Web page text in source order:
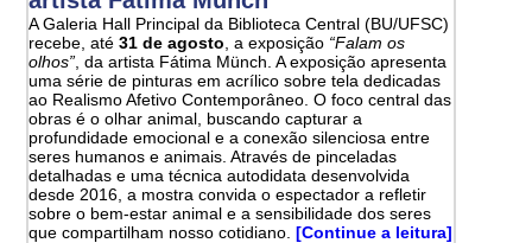
A Galeria Hall Principal da Biblioteca Central (BU/UFSC)
recebe, até 31 de agosto , a exposição “Falam os
olhos” , da artista Fátima Münch. A exposição apresenta
uma série de pinturas em acrílico sobre tela dedicadas
ao Realismo Afetivo Contemporâneo. O foco central das
obras é o olhar animal, buscando capturar a
profundidade emocional e a conexão silenciosa entre
seres humanos e animais. Através de pinceladas
detalhadas e uma técnica autodidata desenvolvida
desde 2016, a mostra convida o espectador a refletir
sobre o bem-estar animal e a sensibilidade dos seres
que compartilham nosso cotidiano. [Continue a leitura]